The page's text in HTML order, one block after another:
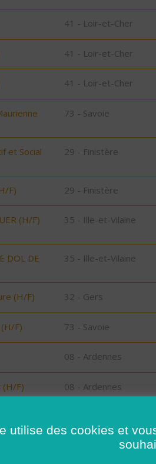
41 - Loir-et-Cher
41 - Loir-et-Cher
41 - Loir-et-Cher
73 - Savoie
et Social
29 - Finistère
F) 29 - Finistère
(H/F) 35 - Ille-et-Vilaine
DOL DE
35 - Ille-et-Vilaine
(H/F) 32 - Gers
F) 73 - Savoie
08 - Ardennes
(H/F) 08 - Ardennes
Brélès,
utilise des cookies et